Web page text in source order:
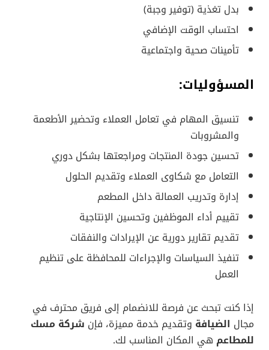
بدل تغذية (توفير وجبة)
احتساب الوقت الإضافي
تأمينات صحية واجتماعية
المسؤوليات:
تنسيق المهام في تعامل العملاء وتحضير الأطعمة
والمشروبات
تحسين جودة المنتجات ومراجعتها بشكل دوري
التعامل مع شكاوى العملاء وتقديم الحلول
إدارة وتدريب العمالة داخل المطعم
تقييم أداء الموظفين وتحسين الإنتاجية
تقديم تقارير دورية عن الإيرادات والنفقات
تنفيذ السياسات والإجراءات للمحافظة على تنظيم
العمل
إذا كنت تبحث عن فرصة للانضمام إلى فريق محترف في
مجال الضيافة وتقديم خدمة مميزة، فإن شركة مسك
للمطاعم هي المكان المناسب لك.